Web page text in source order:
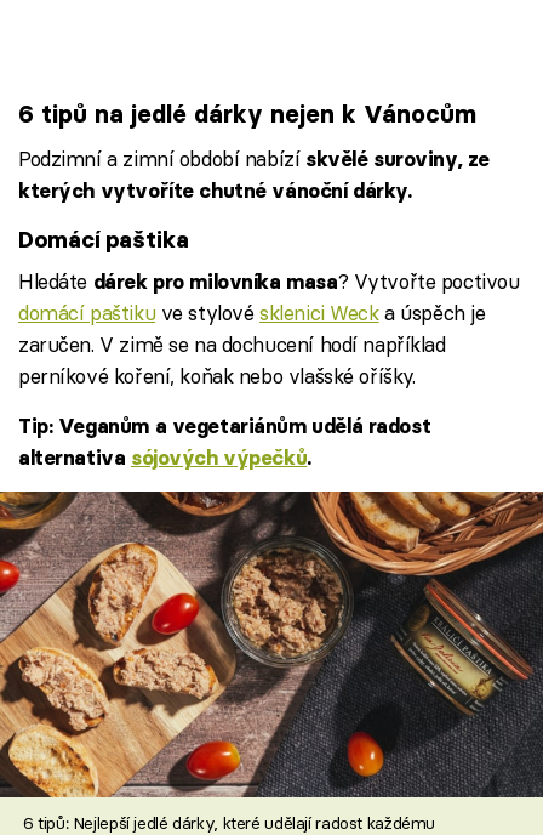
6 tipů na jedlé dárky nejen k Vánocům
Podzimní a zimní období nabízí skvělé suroviny, ze
kterých vytvoříte chutné vánoční dárky.
Domácí paštika
Hledáte dárek pro milovníka masa? Vytvořte poctivou
domácí paštikuve stylovésklenici Wecka úspěch je
zaručen. V zimě se na dochucení hodí například
perníkové koření, koňak nebo vlašské oříšky.
Tip: Veganům a vegetariánům udělá radost
alternativa sójových výpečků.
6 tipů: Nejlepší jedlé dárky, které udělají radost každému